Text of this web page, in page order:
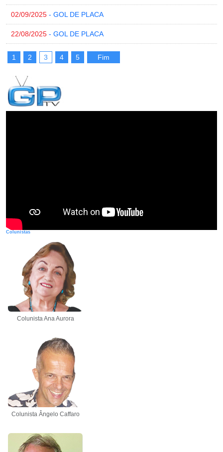
02/09/2025 - GOL DE PLACA
22/08/2025 - GOL DE PLACA
1 2 3 4 5 Fim
Colunistas
Colunista Ana Aurora
Colunista Ângelo Caffaro